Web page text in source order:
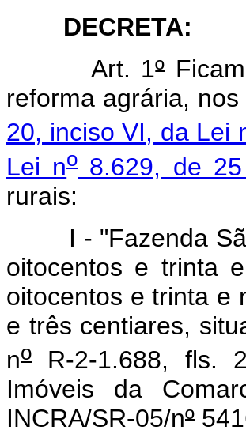
DECRETA:
Art. 1ºFicam
reforma agrária,
20, inciso VI, da Lei
Lei no8.629, de 25
rurais:
I - "Fazenda São
oitocentos e trinta
oitocentos e trinta e
e três centiares,
no R-2-1.688, fls.
Imóveis da
INCRA/SR-05/nº